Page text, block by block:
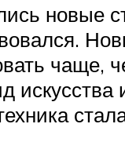
новые
чаще,